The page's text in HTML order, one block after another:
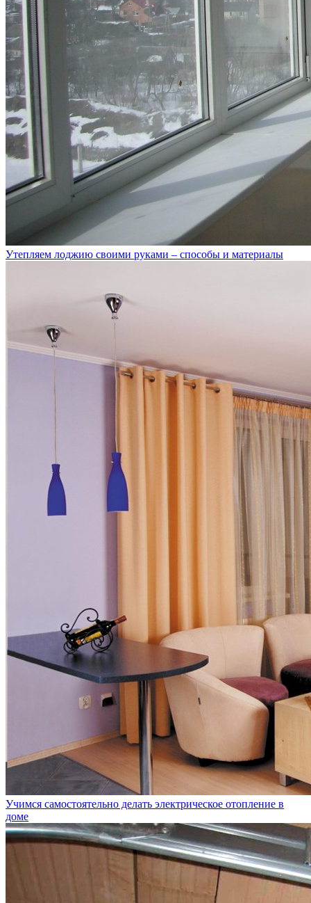
Утепляем лоджию своими руками – способы и материалы
Учимся самостоятельно делать электрическое отопление в
доме